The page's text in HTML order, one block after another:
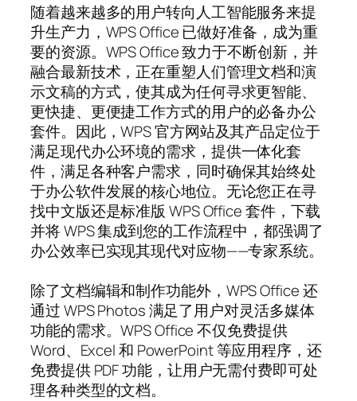
随着越来越多的用户转向人工智能服务来提
升生产力，WPS Office 已做好准备，成为重
要的资源。WPS Office 致力于不断创新，并
融合最新技术，正在重塑人们管理文档和演
示文稿的方式，使其成为任何寻求更智能、
更快捷、更便捷工作方式的用户的必备办公
套件。因此，WPS 官方网站及其产品定位于
满足现代办公环境的需求，提供一体化套
件，满足各种客户需求，同时确保其始终处
于办公软件发展的核心地位。无论您正在寻
找中文版还是标准版 WPS Office 套件，下载
并将 WPS 集成到您的工作流程中，都强调了
办公效率已实现其现代对应物——专家系统。
除了文档编辑和制作功能外，WPS Office 还
通过 WPS Photos 满足了用户对灵活多媒体
功能的需求。WPS Office 不仅免费提供
Word、Excel 和 PowerPoint 等应用程序，还
免费提供 PDF 功能，让用户无需付费即可处
理各种类型的文档。